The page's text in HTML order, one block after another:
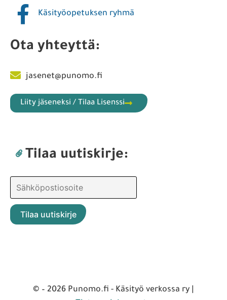
Käsityöopetuksen ryhmä
Ota yhteyttä:
jasenet@punomo.fi
Liity jäseneksi / Tilaa Lisenssi
Tilaa uutiskirje:
© – 2026 Punomo.fi - Käsityö verkossa ry |